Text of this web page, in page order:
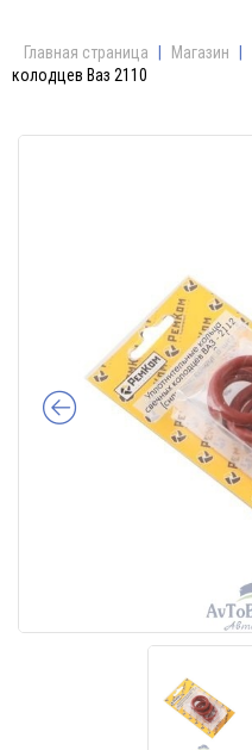
Главная страница Магазин
колодцев Ваз 2110